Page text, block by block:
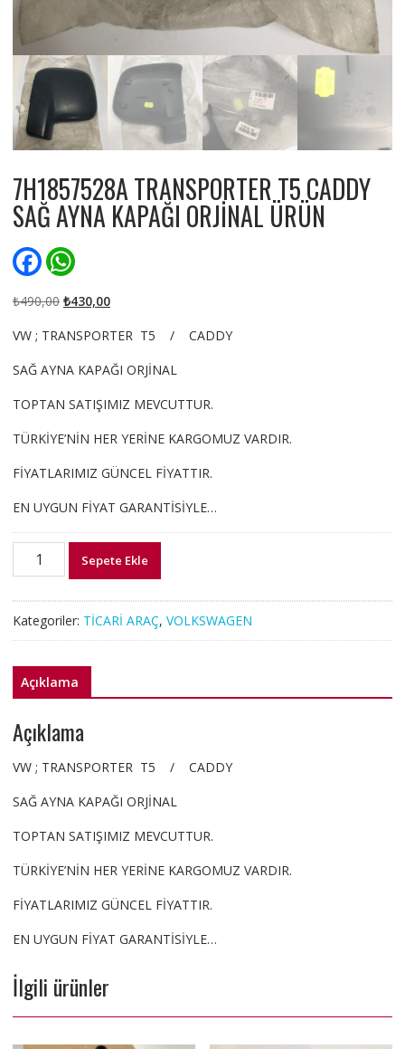
7H1857528A TRANSPORTER T5 CADDY
SAĞ AYNA KAPAĞI ORJİNAL ÜRÜN
F
a
e
b
o
W
h
t
s
p
₺490,00 Orijinal
₺490,00.
₺430,00Şu
fiyat:
₺430,00.
VW ; TRANSPORTER T5 / CADDY
SAĞ AYNA KAPAĞI ORJİNAL
TOPTAN SATIŞIMIZ MEVCUTTUR.
TÜRKİYE’NİN HER YERİNE KARGOMUZ VARDIR.
FİYATLARIMIZ GÜNCEL FİYATTIR.
EN UYGUN FİYAT GARANTİSİYLE…
7H1857528A
TRANSPORTER
SAĞ
KAPAĞI
ORJİNAL
adet
Sepete Ekle
Kategoriler: TİCARİ ARAÇ, VOLKSWAGEN
Açıklama
Açıklama
VW ; TRANSPORTER T5 / CADDY
SAĞ AYNA KAPAĞI ORJİNAL
TOPTAN SATIŞIMIZ MEVCUTTUR.
TÜRKİYE’NİN HER YERİNE KARGOMUZ VARDIR.
FİYATLARIMIZ GÜNCEL FİYATTIR.
EN UYGUN FİYAT GARANTİSİYLE…
İlgili ürünler